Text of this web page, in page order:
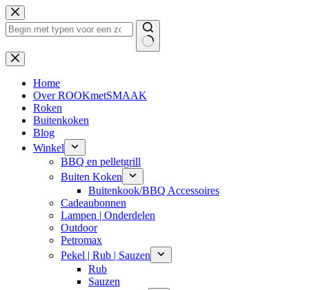
Ga
naar
de
Geen
resultaten
Home
Over ROOKmetSMAAK
Roken
Buitenkoken
Blog
Winkel
BBQ en pelletgrill
Buiten Koken
Buitenkook/BBQ Accessoires
Cadeaubonnen
Lampen | Onderdelen
Outdoor
Petromax
Pekel | Rub | Sauzen
Rub
Sauzen